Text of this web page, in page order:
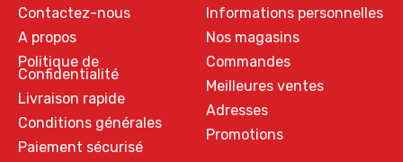
Contactez-nous
A propos
Politique de
Confidentialité
Livraison rapide
Conditions générales
Paiement sécurisé
Informations personnelles
Nos magasins
Commandes
Meilleures ventes
Adresses
Promotions